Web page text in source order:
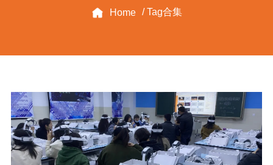
Home / Tag合集